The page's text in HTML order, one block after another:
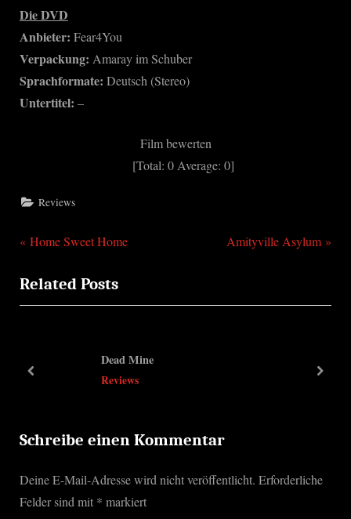
Die DVD
Anbieter: Fear4You
Verpackung: Amaray im Schuber
Sprachformate: Deutsch (Stereo)
Untertitel: –
Film bewerten
[Total: 0 Average: 0]
Reviews
Beitragsnavigation
P
e
v
u
o
t
:
Home Sweet Home
N
t
Amityville Asylum
Related Posts
Dead Mine
Reviews
prev next
Schreibe einen Kommentar
Deine E-Mail-Adresse wird nicht veröffentlicht. Erforderliche
Felder sind mit * markiert